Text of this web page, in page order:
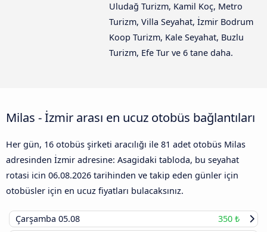
Uludağ Turizm, Kamil Koç, Metro
Turizm, Villa Seyahat, İzmir Bodrum
Koop Turizm, Kale Seyahat, Buzlu
Turizm, Efe Tur ve 6 tane daha.
Milas - İzmir arası en ucuz otobüs bağlantıları
Her gün, 16 otobüs şirketi aracılığı ile 81 adet otobüs Milas
adresinden İzmir adresine: Asagidaki tabloda, bu seyahat
rotasi icin 06.08.2026 tarihinden ve takip eden günler için
otobüsler için en ucuz fiyatları bulacaksınız.
Çarşamba 05.08
350 ₺